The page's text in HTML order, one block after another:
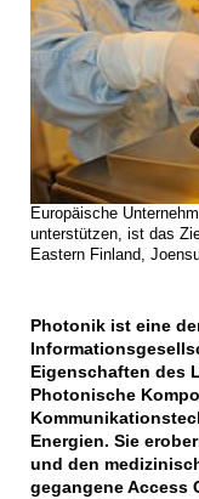
Europäische
unterstützen, ist das
Eastern Finland,
Photonik ist eine
Eigenschaften des
Photonische
Energien. Sie
und den
gegangene Access